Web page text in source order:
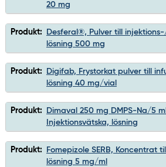
20 mg
Produkt:
Desferal®, Pulver till
lösning 500 mg
Produkt:
Digifab, Frystorkat pulver till
lösning 40 mg/vial
Produkt:
Dimaval 250 mg DMPS-Na/5
Injektionsvätska, lösning
Produkt:
Fomepizole SERB, Koncentrat
lösning 5 mg/ml